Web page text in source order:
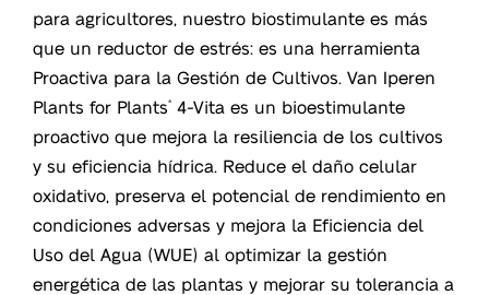
para agricultores, nuestro biostimulante es más
que un reductor de estrés: es una herramienta
Proactiva para la Gestión de Cultivos. Van Iperen
Plants for Plants®
4-Vita es un bioestimulante
proactivo que mejora la resiliencia de los cultivos
y su eficiencia hídrica. Reduce el daño celular
oxidativo, preserva el potencial de rendimiento en
condiciones adversas y mejora la Eficiencia del
Uso del Agua (WUE) al optimizar la gestión
energética de las plantas y mejorar su tolerancia a